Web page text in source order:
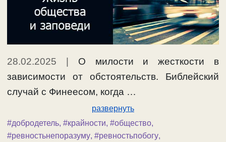
28.02.2025 | О милости и жесткости в
зависимости от обстоятельств. Библейский
случай с Финеесом, когда …
развернуть
#добродетель, #крайности, #общество,
#ревностьнепоразуму, #ревностьпобогу,